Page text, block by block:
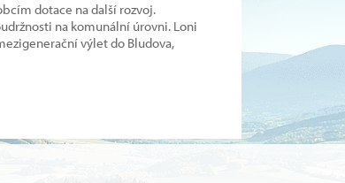
dotace na další rozvoj.
na komunální úrovni. Loni
výlet do Bludova,